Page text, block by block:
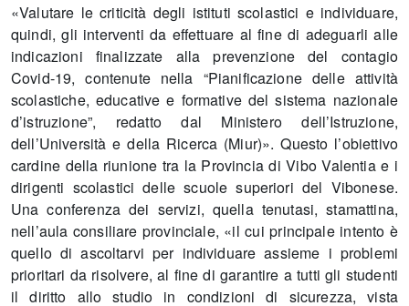
«Valutare le criticità degli istituti scolastici e individuare,
quindi, gli interventi da effettuare al fine di adeguarli alle
indicazioni finalizzate alla prevenzione del contagio
Covid-19, contenute nella “Pianificazione delle attività
scolastiche, educative e formative del sistema nazionale
d’istruzione”, redatto dal Ministero dell’Istruzione,
dell’Università e della Ricerca (Miur)». Questo l’obiettivo
cardine della riunione tra la Provincia di Vibo Valentia e i
dirigenti scolastici delle scuole superiori del Vibonese.
Una conferenza dei servizi, quella tenutasi, stamattina,
nell’aula consiliare provinciale, «il cui principale intento è
quello di ascoltarvi per individuare assieme i problemi
prioritari da risolvere, al fine di garantire a tutti gli studenti
il diritto allo studio in condizioni di sicurezza, vista